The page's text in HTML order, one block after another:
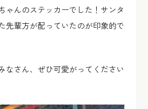
ゃんのステッカーでした！サンタ
先輩方が配っていたのが印象的で
なさん、ぜひ可愛がってください